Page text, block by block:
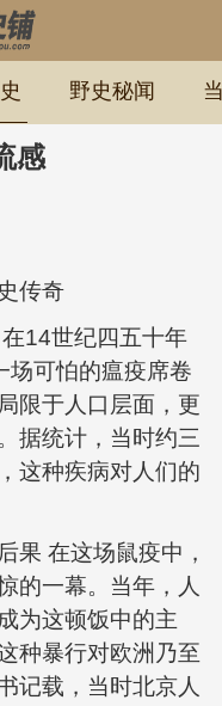
野史秘闻
感
传奇
14世纪四五十年
场可怕的瘟疫席卷
限于人口层面，更
据统计，当时约三
这种疾病对人们的
果 在这场鼠疫中，
的一幕。当年，人
为这顿饭中的主
种暴行对欧洲乃至
记载，当时北京人